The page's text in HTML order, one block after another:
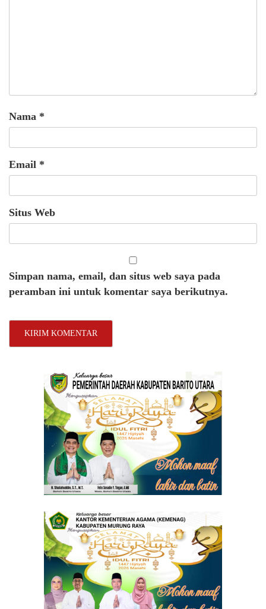
Nama *
Email *
Situs Web
Simpan nama, email, dan situs web saya pada
peramban ini untuk komentar saya berikutnya.